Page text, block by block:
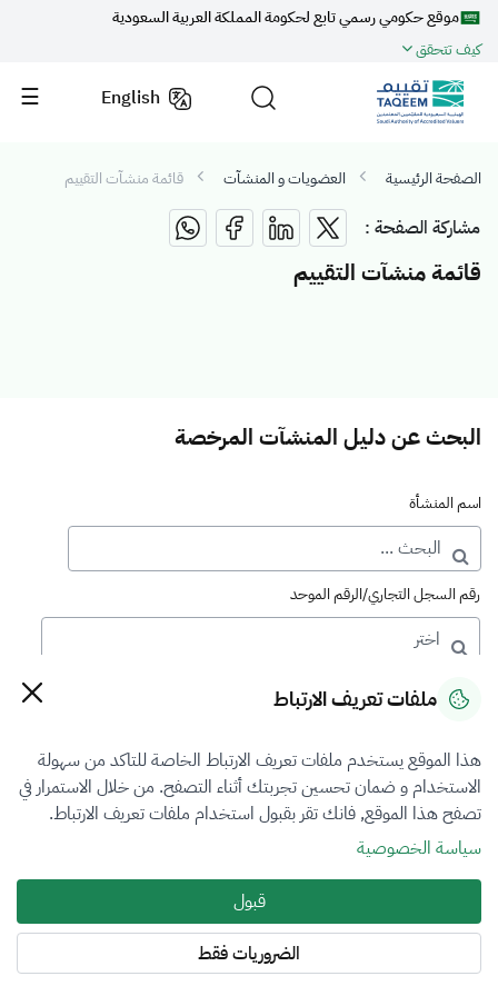
موقع حكومي رسمي تابع لحكومة المملكة العربية السعودية
كيف تتحقق
English
الصفحة الرئيسية العضويات و المنشآت قائمة منشآت التقييم
مشاركة الصفحة :
قائمة منشآت التقييم
البحث عن دليل المنشآت المرخصة
اسم المنشأة
رقم السجل التجاري/الرقم الموحد
رقم الترخيص
التصنيف
VFR5
فرع التقييم
ملفات تعريف الارتباط
هذا الموقع يستخدم ملفات تعريف الارتباط الخاصة للتاكد من سهولة
الاستخدام و ضمان تحسين تجربتك أثناء التصفح. من خلال الاستمرار في
تصفح هذا الموقع, فانك تقر بقبول استخدام ملفات تعريف الارتباط.
سياسة الخصوصية
قبول
الضروريات فقط